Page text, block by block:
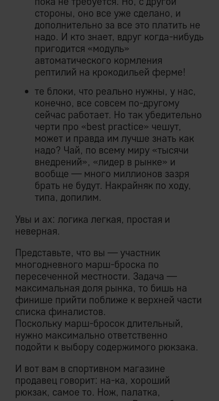
стороны, оно все уже сделано, и
дополнительно за все это платить не
надо. И кто знает, вдруг когда-нибудь
пригодится «модуль»
автоматического кормления
рептилий на крокодильей ферме!
те блоки, что реально нужны, у нас,
конечно, все совсем по-другому
сейчас работает. Но так убедительно
черти про «best practice» чешут,
может и правда им лучше знать как
надо? Чай, по всему миру «тысячи
внедрений», «лидер в рынке» и
вообще — много миллионов зазря
брать не будут. Накрайняк по ходу,
типа, допилим.
Увы и ах: логика легкая, простая и
неверная.
Представьте, что вы — участник
многодневного марш-броска по
пересеченной местности. Задача —
максимальная доля рынка, то бишь на
финише прийти поближе к верхней части
списка финалистов.
Поскольку марш-бросок длительный,
нужно максимально ответственно
подойти к выбору содержимого рюкзака.
И вот вам в спортивном магазине
продавец говорит: на-ка, хороший
рюкзак, самое то. Нож, палатка,